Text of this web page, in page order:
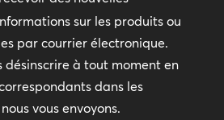
sur les produits ou
par courrier électronique.
désinscrire à tout moment en
dans les
vous envoyons.